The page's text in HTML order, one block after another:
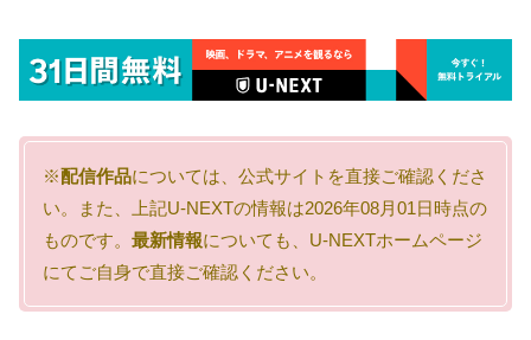
※配信作品については、公式サイトを直接ご確認くださ
い。また、上記U-NEXTの情報は2026年08月01日時点の
ものです。 最新情報についても、U-NEXTホームページ
にてご自身で直接ご確認ください。